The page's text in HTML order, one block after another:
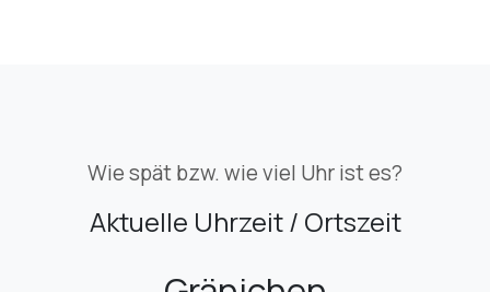
Wie spät bzw. wie viel Uhr ist es?
Aktuelle Uhrzeit / Ortszeit